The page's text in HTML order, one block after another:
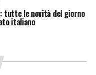
tutte le novità del giorno
italiano